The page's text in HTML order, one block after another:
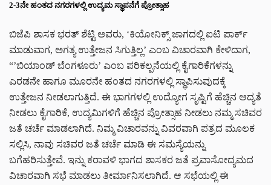
2-3ನೇ ಹಂತದ ನಗರಗಳಲ್ಲಿ ಉದ್ಯಮ ಸ್ಥಾಪನೆಗೆ ಪ್ರೋತ್ಸಾಹ
ಬಿಜೆಪಿ ಶಾಸಕ ಭರತ್ ಶೆಟ್ಟಿ ಅವರು, ‘ಕಿಯೋನಿಕ್ಸ್ ಜಾಗದಲ್ಲಿ ಐಟಿ ಪಾರ್ಕ್
ಮಾಡುವಾಗ, ಅಗತ್ಯ ಉತ್ತೇಜನ ಸಿಗುತ್ತಿಲ್ಲ’ ಎಂಬ ವಿಚಾರವಾಗಿ ಕೇಳಿದಾಗ,
“’ಬಿಯಾಂಡ್ ಬೆಂಗಳೂರು’ ಎಂಬ ಪರಿಕಲ್ಪನೆಯಲ್ಲಿ ಕೈಗಾರಿಕೆಗಳನ್ನು
ಎರಡನೇ ಹಾಗೂ ಮೂರನೇ ಹಂತದ ನಗರಗಳಲ್ಲಿ ಸ್ಥಾಪಿಸುವುದಕ್ಕೆ
ಉತ್ತೇಜನ ನೀಡಲಾಗುತ್ತಿದೆ. ಈ ಭಾಗಗಳಲ್ಲಿ ಉದ್ಯೋಗ ಸೃಷ್ಟಿಗೆ ಹೆಚ್ಚಿನ ಆದ್ಯತೆ
ನೀಡಲು ಕೈಗಾರಿಕೆ, ಉದ್ಯಮಿಗಳಿಗೆ ಹೆಚ್ಚಿನ ಪ್ರೋತ್ಸಾಹ ನೀಡಲು ನಮ್ಮ ಸಚಿವರ
ಜತೆ ಚರ್ಚೆ ಮಾಡಲಾಗಿದೆ. ನಿಮ್ಮ ವಿಚಾರವನ್ನು ವಿವರವಾಗಿ ಪತ್ರದ ಮೂಲಕ
ಸಲ್ಲಿಸಿ, ನಾವು ಸಚಿವರ ಜತೆ ಚರ್ಚೆ ಮಾಡಿ ಈ ಸಮಸ್ಯೆಯನ್ನು
ಬಗೆಹರಿಸುತ್ತೇವೆ. ಇನ್ನು ಕರಾವಳಿ ಭಾಗದ ಶಾಸಕರ ಜತೆ ಪ್ರವಾಸೋದ್ಯಮದ
ವಿಚಾರವಾಗಿ ಸಭೆ ಮಾಡಲು ತೀರ್ಮಾನಿಸಲಾಗಿದೆ. ಆ ಸಭೆಯಲ್ಲಿ ಈ